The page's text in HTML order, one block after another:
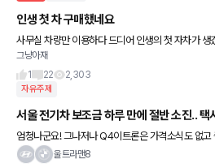
인생 첫 차 구매했네요
사무실 차량만 이용하다 드디어 인생의 첫 자차가 생겼습
간은 할부의 노예 생활을 해야겠지만, 일단 좋긴 하네
그냥아재
1
22 2,303
자유주제
서울 전기차 보조금 하루 만에 절반 소진.. 택
엄청나군요! 그나저나 Q4이트론은 가격소식도 없고 출시소식도 없는데ㅠㅠ 걱정이네요
흑흑 ㅠㅠ울트라맨8